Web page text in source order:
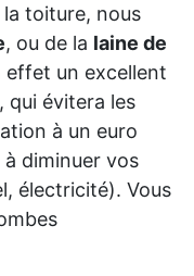
la toiture, nous
, ou de la laine de
effet un excellent
qui évitera les
à un euro
diminuer vos
électricité). Vous